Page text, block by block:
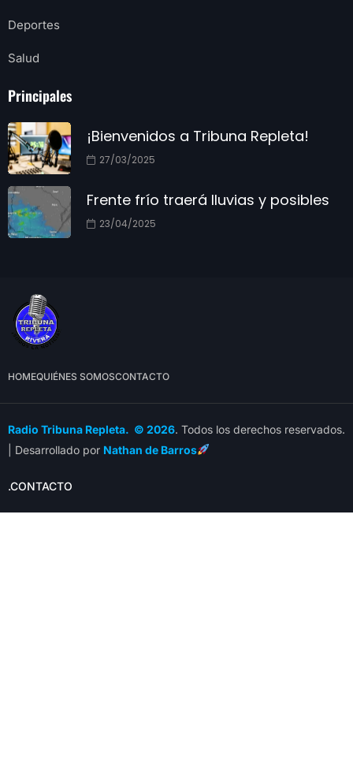
Deportes
Salud
Principales
¡Bienvenidos a Tribuna Repleta!
27/03/2025
Frente frío traerá lluvias y posibles
23/04/2025
HOMEQUIÉNES SOMOSCONTACTO
Radio Tribuna Repleta. © 2026. Todos los derechos reservados.
| Desarrollado por Nathan de Barros
.CONTACTO